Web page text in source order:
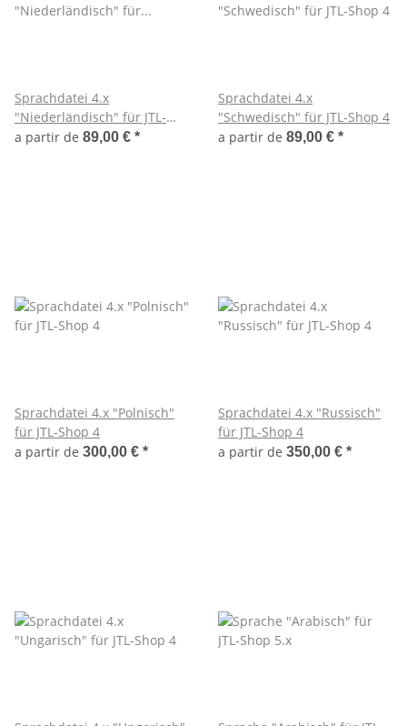
Sprachdatei 4.x
"Niederländisch" für JTL-
Shop 4
a partir de 89,00 € *
Sprachdatei 4.x
"Schwedisch" für JTL-Shop 4
a partir de 89,00 € *
Sprachdatei 4.x "Polnisch"
für JTL-Shop 4
a partir de 300,00 € *
Sprachdatei 4.x "Russisch"
für JTL-Shop 4
a partir de 350,00 € *